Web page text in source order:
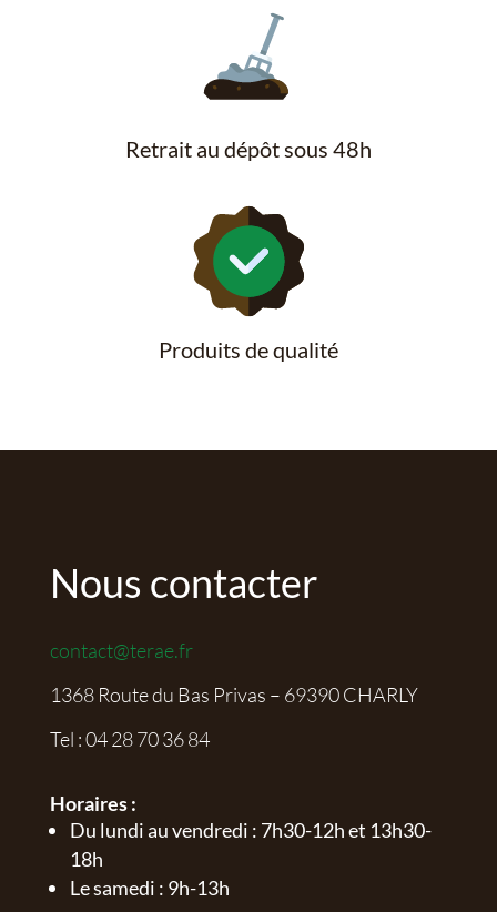
Retrait au dépôt sous 48h
Produits de qualité
Nous contacter
contact@terae.fr
1368 Route du Bas Privas – 69390 CHARLY
Tel :04 28 70 36 84
Horaires :
Du lundi au vendredi : 7h30-12h et 13h30-
18h
Le samedi : 9h-13h